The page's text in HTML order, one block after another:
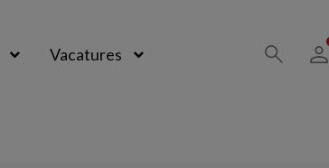
Vacatures